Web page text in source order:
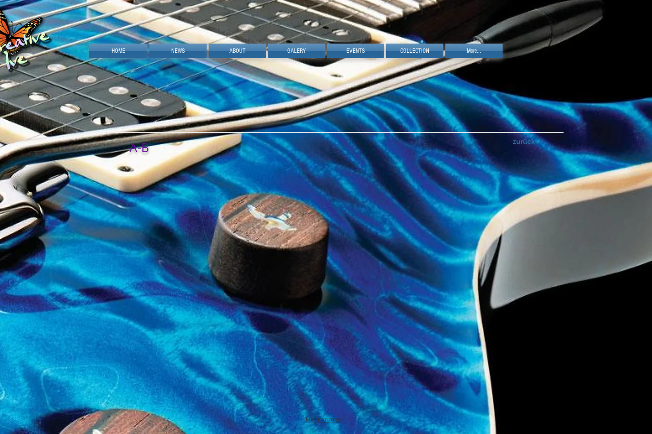
HOME NEWS ABOUT GALERY EVENTS COLLECTION More...
A-B
Mehr anzeigen
zurück